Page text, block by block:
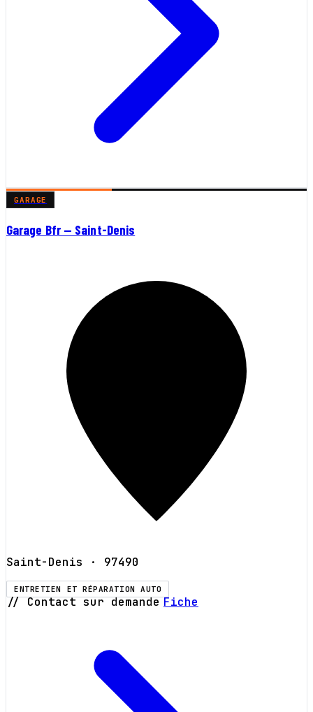
GARAGE
Garage Bfr — Saint-Denis
Saint-Denis · 97490
ENTRETIEN ET RÉPARATION AUTO
// Contact sur demande Fiche